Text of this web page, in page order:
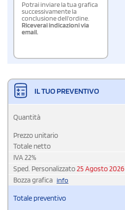
Potrai inviare la tua grafica
successivamente la
conclusione dell'ordine.
Riceverai indicazioni via
email.
IL TUO PREVENTIVO
Quantità
Prezzo unitario
Totale netto
IVA22%
Sped. Personalizzato25 Agosto 2026
Bozza grafica info
Totale preventivo